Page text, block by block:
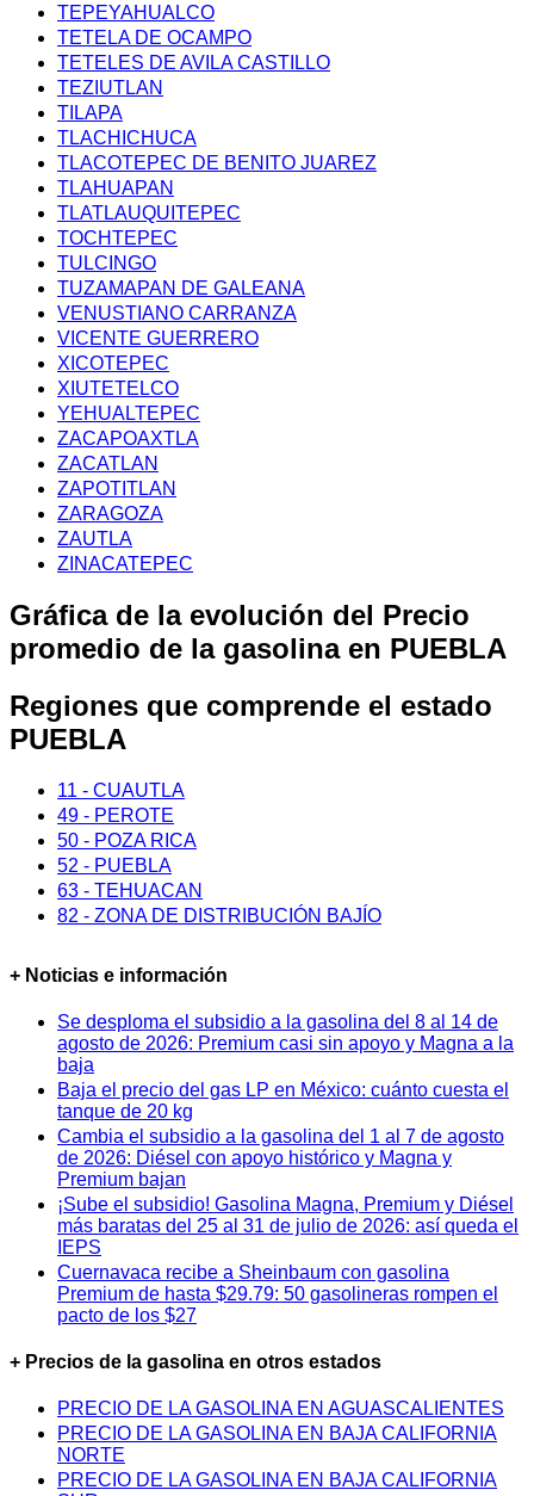
TEPEYAHUALCO
TETELA DE OCAMPO
TETELES DE AVILA CASTILLO
TEZIUTLAN
TILAPA
TLACHICHUCA
TLACOTEPEC DE BENITO JUAREZ
TLAHUAPAN
TLATLAUQUITEPEC
TOCHTEPEC
TULCINGO
TUZAMAPAN DE GALEANA
VENUSTIANO CARRANZA
VICENTE GUERRERO
XICOTEPEC
XIUTETELCO
YEHUALTEPEC
ZACAPOAXTLA
ZACATLAN
ZAPOTITLAN
ZARAGOZA
ZAUTLA
ZINACATEPEC
Gráfica de la evolución del Precio
promedio de la gasolina en PUEBLA
Regiones que comprende el estado
PUEBLA
11 - CUAUTLA
49 - PEROTE
50 - POZA RICA
52 - PUEBLA
63 - TEHUACAN
82 - ZONA DE DISTRIBUCIÓN BAJÍO
+ Noticias e información
Se desploma el subsidio a la gasolina del 8 al 14 de
agosto de 2026: Premium casi sin apoyo y Magna a la
baja
Baja el precio del gas LP en México: cuánto cuesta el
tanque de 20 kg
Cambia el subsidio a la gasolina del 1 al 7 de agosto
de 2026: Diésel con apoyo histórico y Magna y
Premium bajan
¡Sube el subsidio! Gasolina Magna, Premium y Diésel
más baratas del 25 al 31 de julio de 2026: así queda el
IEPS
Cuernavaca recibe a Sheinbaum con gasolina
Premium de hasta $29.79: 50 gasolineras rompen el
pacto de los $27
+ Precios de la gasolina en otros estados
PRECIO DE LA GASOLINA EN AGUASCALIENTES
PRECIO DE LA GASOLINA EN BAJA CALIFORNIA
NORTE
PRECIO DE LA GASOLINA EN BAJA CALIFORNIA